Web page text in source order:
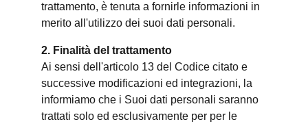
trattamento, è tenuta a fornirle informazioni in
merito all'utilizzo dei suoi dati personali.
2. Finalità del trattamento
Ai sensi dell'articolo 13 del Codice citato e
successive modificazioni ed integrazioni, la
informiamo che i Suoi dati personali saranno
trattati solo ed esclusivamente per per le